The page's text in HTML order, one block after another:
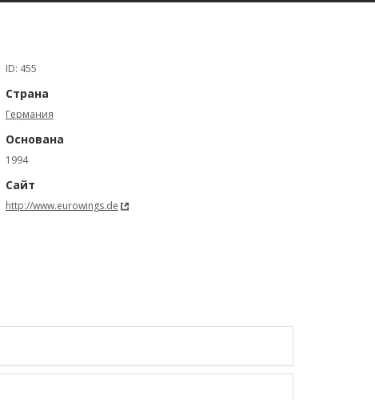
ID: 455
Страна
Германия
Основана
1994
Сайт
http://www.eurowings.de